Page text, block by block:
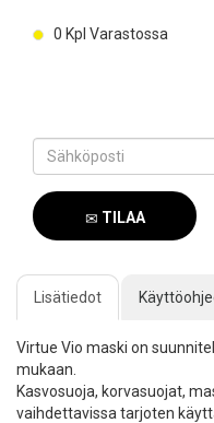
0 Kpl Varastossa
TILAA
Lisätiedot
Virtue Vio maski on
mukaan.
Kasvosuoja, korvasuojat,
vaihdettavissa tarjoten